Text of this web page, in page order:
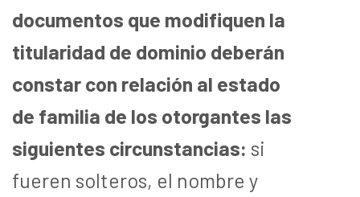
documentos que modifiquen la
titularidad de dominio deberán
constar con relación al estado
de familia de los otorgantes las
siguientes circunstancias: si
fueren solteros, el nombre y